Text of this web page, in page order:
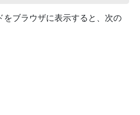
ブラウザに表示すると、次の